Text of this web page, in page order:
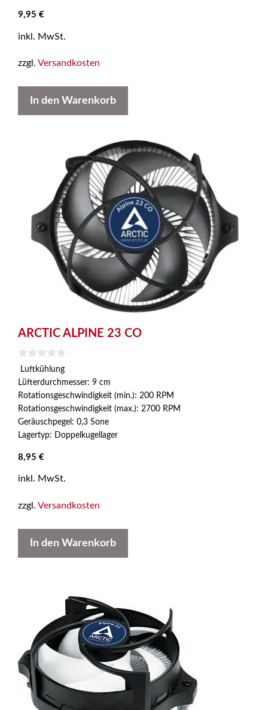
9,95 €
inkl. MwSt.
zzgl. Versandkosten
In den Warenkorb
ARCTIC ALPINE 23 CO
0
o
n
Luftkühlung
Lüfterdurchmesser: 9 cm
Rotationsgeschwindigkeit (min.): 200 RPM
Rotationsgeschwindigkeit (max.): 2700 RPM
Geräuschpegel: 0,3 Sone
Lagertyp: Doppelkugellager
8,95 €
inkl. MwSt.
zzgl. Versandkosten
In den Warenkorb